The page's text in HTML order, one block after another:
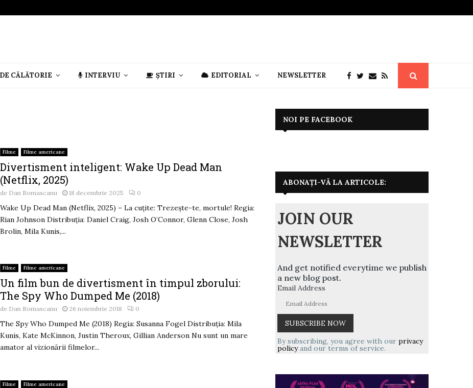
CĂLĂTORIE INTERVIU ȘTIRI EDITORIAL NEWSLETTER
Filme Filme americane
Divertisment inteligent: Wake Up Dead Man
(Netflix, 2025)
de Dan Romascanu 18 decembrie 2025 0
Wake Up Dead Man (Netflix, 2025) – La cuțite: Trezește-te, mortule! Regia:
Rian Johnson Distribuția: Daniel Craig, Josh O’Connor, Glenn Close, Josh
Brolin, Mila Kunis,...
Filme Filme americane
Un film bun de divertisment în timpul zborului:
The Spy Who Dumped Me (2018)
de Dan Romascanu 26 noiembrie 2018 0
The Spy Who Dumped Me (2018) Regia: Susanna Fogel Distribuția: Mila
Kunis, Kate McKinnon, Justin Theroux, Gillian Anderson Nu sunt un mare
amator al vizionării filmelor...
Filme Filme americane
NOI PE FACEBOOK
ABONAȚI-VĂ LA ARTICOLE:
JOIN OUR
NEWSLETTER
And get notified everytime we publish
a new blog post.
Email Address
By subscribing, you agree with our privacy
policyand our terms of service.